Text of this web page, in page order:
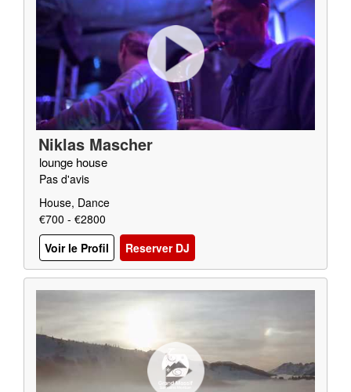
Niklas Mascher
lounge house
Pas d'avis
House, Dance
€700 - €2800
Voir le Profil
Reserver DJ